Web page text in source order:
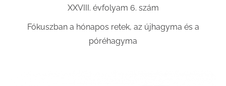
XXVIII. évfolyam 6. szám
Fókuszban a hónapos retek, az újhagyma és a
póréhagyma